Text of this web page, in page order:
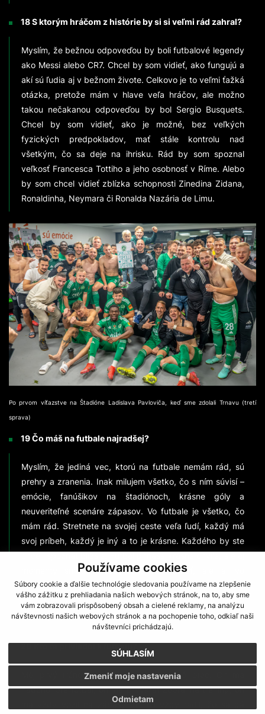
Používame cookies
Súbory cookie a ďalšie technológie sledovania používame na zlepšenie
vášho zážitku z prehliadania našich webových stránok, na to, aby sme
vám zobrazovali prispôsobený obsah a cielené reklamy, na analýzu
návštevnosti našich webových stránok a na pochopenie toho, odkiaľ naši
návštevníci prichádzajú.
SÚHLASÍM
Odmietam
Zmeniť moje nastavenia
18 S ktorým hráčom z histórie by si si veľmi rád zahral?
Myslím, že bežnou odpoveďou by boli futbalové legendy
ako Messi alebo CR7. Chcel by som vidieť, ako fungujú a
akí sú ľudia aj v bežnom živote. Celkovo je to veľmi ťažká
otázka, pretože mám v hlave veľa hráčov, ale možno
takou nečakanou odpoveďou by bol Sergio Busquets.
Chcel by som vidieť, ako je možné, bez veľkých
fyzických predpokladov, mať stále kontrolu nad
všetkým, čo sa deje na ihrisku. Rád by som spoznal
veľkosť Francesca Tottiho a jeho osobnosť v Ríme. Alebo
by som chcel vidieť zblízka schopnosti Zinedina Zidana,
Ronaldinha, Neymara či Ronalda Nazária de Limu.
Po prvom víťazstve na Štadióne Ladislava Pavloviča, keď sme zdolali Trnavu (tretí
sprava)
19 Čo máš na futbale najradšej?
Myslím, že jediná vec, ktorú na futbale nemám rád, sú
prehry a zranenia. Inak milujem všetko, čo s ním súvisí –
emócie, fanúšikov na štadiónoch, krásne góly a
neuveriteľné scenáre zápasov. Vo futbale je všetko, čo
mám rád. Stretnete na svojej ceste veľa ľudí, každý má
svoj príbeh, každý je iný a to je krásne. Každého by ste
chceli spoznať bližšie. Futbal prináša krásne chvíle, ale aj
momenty smútku. Vždy chceme vyhrať, ale aj vo
chvíľach prehry sa veľa naučíme o sebe a o ostatných.
Zažil som vo futbale už veľa rokov a chcem ich stále
zažívať viac.
20 Kto ťa priviedol k futbalu?
Môj prvý tréner a fanúšik bol určite môj otec. On ma
nadchol pre futbal, on ma prvýkrát zobral na tréning, on
ma vždy vozil na zápasy, on mi vždy radil, čo sa dá